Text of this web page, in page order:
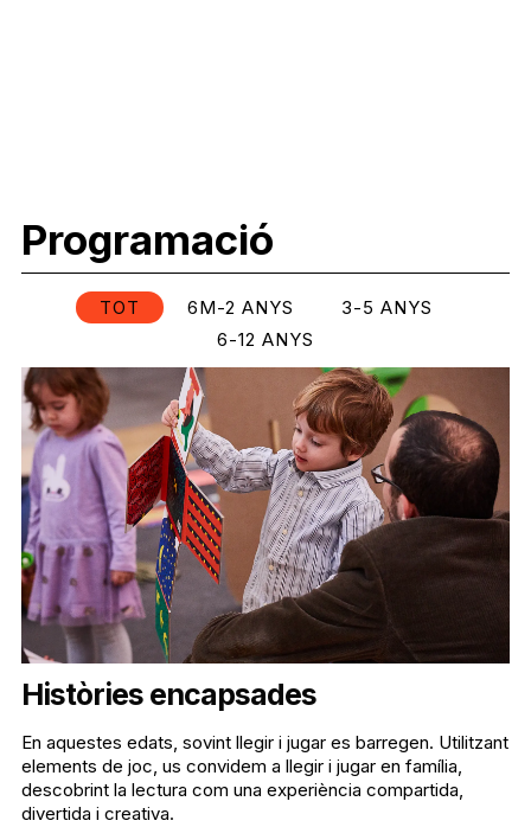
Programació
TOT 6M-2 ANYS
3-5 ANYS
6-12 ANYS
Històries encapsades
En aquestes edats, sovint llegir i jugar es barregen. Utilitzant
elements de joc, us convidem a llegir i jugar en família,
descobrint la lectura com una experiència compartida,
divertida i creativa.